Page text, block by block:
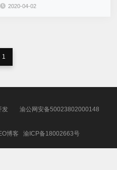
主要针对网站利用运营商漏洞或通过
2020-04-02
1
发 渝公网安备50023802000148
博客渝ICP备18002663号